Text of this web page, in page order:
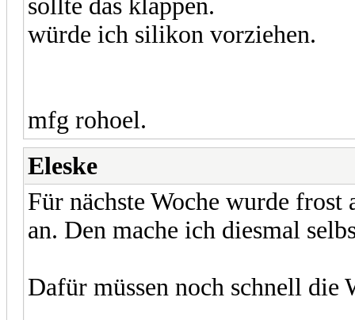
sollte das klappen.
würde ich silikon vorziehen.
mfg rohoel.
Eleske
Für nächste Woche wurde frost
an. Den mache ich diesmal
Dafür müssen noch schnell die